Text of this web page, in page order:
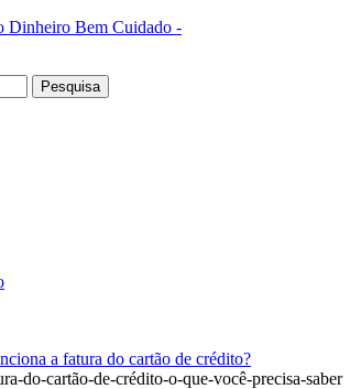
Dinheiro Bem Cuidado -
a fatura do cartão de crédito?
do-cartão-de-crédito-o-que-você-precisa-saber